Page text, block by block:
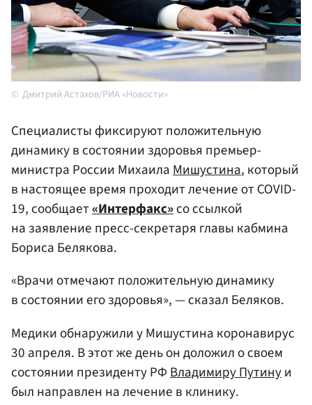
Дмитрий Астахов/РИА «Новости»
Специалисты фиксируют положительную
динамику в состоянии здоровья премьер-
министра России МихаилаМишустина, который
в настоящее время проходит лечение от COVID-
19, сообщает«Интерфакс»со ссылкой
на заявление пресс-секретаря главы кабмина
Бориса Белякова.
«Врачи отмечают положительную динамику
в состоянии его здоровья», — сказал Беляков.
Медики обнаружили у Мишустина коронавирус
30 апреля. В этот же день он доложил о своем
состоянии президенту РФВладимиру Путинуи
был направлен на лечение в клинику.